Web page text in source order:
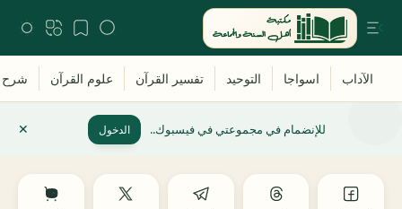
للإنضمام في مجموعتي في فيسبوك.. الدخول